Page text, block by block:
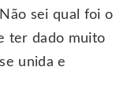
sei qual foi o
ter dado muito
unida e